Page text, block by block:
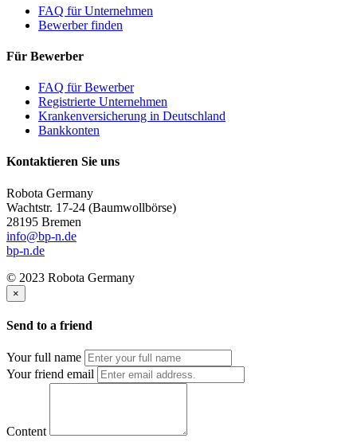
FAQ für Unternehmen
Bewerber finden
Für Bewerber
FAQ für Bewerber
Registrierte Unternehmen
Krankenversicherung in Deutschland
Bankkonten
Kontaktieren Sie uns
Robota Germany
Wachtstr. 17-24 (Baumwollbörse)
28195 Bremen
info@bp-n.de
bp-n.de
© 2023 Robota Germany
×
Send to a friend
Your full name
Your friend email
Content